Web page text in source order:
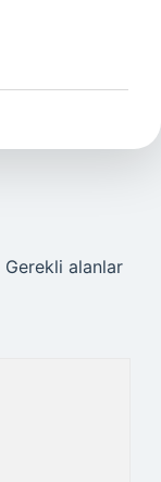
Gerekli alanlar